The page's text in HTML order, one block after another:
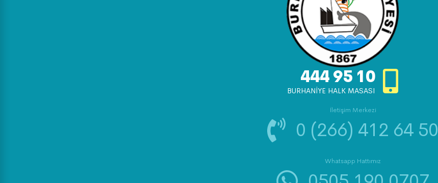
444 95 10
BURHANİYE HALK MASASI
İletişim Merkezi
0 (266) 412 64 50
Whatsapp Hattımız